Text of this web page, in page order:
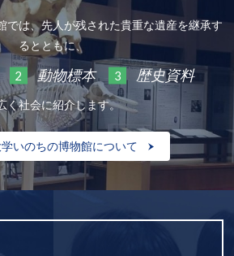
では、先人が残された貴重な遺産を継承す
るとともに、
2 動物標本 3 歴史資料
く社会に紹介します。
いのちの博物館について